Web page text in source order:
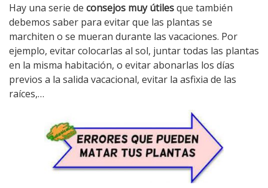
Hay una serie de consejos muy útilesque también
debemos saber para evitar que las plantas se
marchiten o se mueran durante las vacaciones. Por
ejemplo, evitar colocarlas al sol, juntar todas las plantas
en la misma habitación, o evitar abonarlas los días
previos a la salida vacacional, evitar la asfixia de las
raíces,…